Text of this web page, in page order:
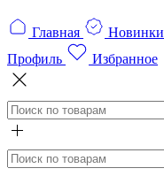
Главная Новинки
Профиль
Избранное